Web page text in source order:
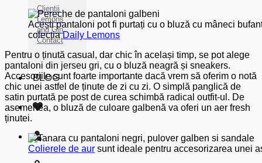
Clienții
Lemons
and Gin
Contact
BLOG
Acești pantaloni pot fi purtați cu o bluză cu mâneci
colecțiaDaily Lemons
Pentru o ținută casual, dar chic în același timp, se pot alege
pantaloni din jerseu gri, cu o bluză neagră și sneakers.
Accesoriile sunt foarte importante dacă vrem să oferim o notă
chic unei astfel de ținute de zi cu zi. O simplă panglică de
satin purtată pe post de curea schimbă radical outfit-ul. De
asemenea, o bluză de culoare galbenă va oferi un aer fresh
ținutei.
Colierele de aur sunt ideale pentru accesorizarea unei